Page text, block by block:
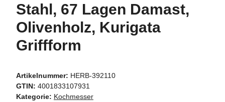
Stahl, 67 Lagen Damast,
Olivenholz, Kurigata
Griffform
Artikelnummer: HERB-392110
GTIN: 4001833107931
Kategorie: Kochmesser